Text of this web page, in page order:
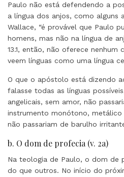
Paulo não está defendendo a
a língua dos anjos, como alguns
Wallace, “é provável que Paulo
homens, mas não na língua de
13.1, então, não oferece
veem línguas como uma língua
O que o apóstolo está dizendo
falasse todas as línguas
angelicais, sem amor, não
instrumento monótono, metálico
não passariam de barulho
b. O dom de profecia (v. 2a)
Na teologia de Paulo, o dom de
do que outros. No início do